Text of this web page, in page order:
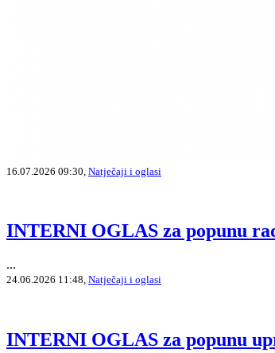
16.07.2026 09:30, Natječaji i oglasi
INTERNI OGLAS za popunu
...
24.06.2026 11:48, Natječaji i oglasi
INTERNI OGLAS za popunu